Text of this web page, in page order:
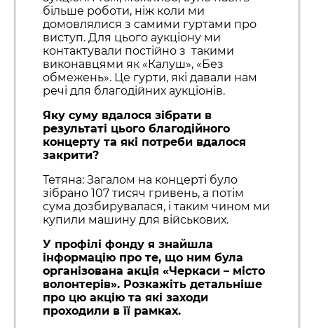
більше роботи, ніж коли ми
домовлялися з самими гуртами про
виступ. Для цього аукціону ми
контактували постійно з такими
виконавцями як «Калуш», «Без
обмежень». Це гурти, які давали нам
речі для благодійних аукціонів.
Яку суму вдалося зібрати в
результаті цього благодійного
концерту та які потреби вдалося
закрити?
Тетяна: Загалом на концерті було
зібрано 107 тисяч гривень, а потім
сума дозбирувалася, і таким чином ми
купили машину для військових.
У профілі фонду я знайшла
інформацію про те, що ним була
організована акція «Черкаси – місто
волонтерів». Розкажіть детальніше
про цю акцію та які заходи
проходили в її рамках.